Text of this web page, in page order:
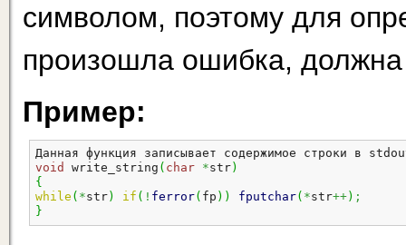
символом, поэтому для
произошла ошибка, должна
Пример:
Данная функция записывает содержимое строки в
void
write_string ( char *str)
{
while ( *str) if ( ! ferror( fp ) ) fputchar( *str++) ;
}